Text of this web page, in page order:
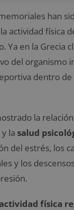
han
actividad física
Ya en la Grecia
del organismo
dentro de
la
la salud
del estrés, los
y los
actividad física